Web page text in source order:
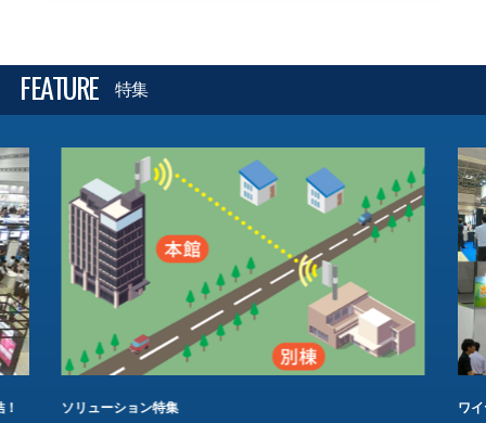
FEATURE 特集
ソリューション特集 ワ